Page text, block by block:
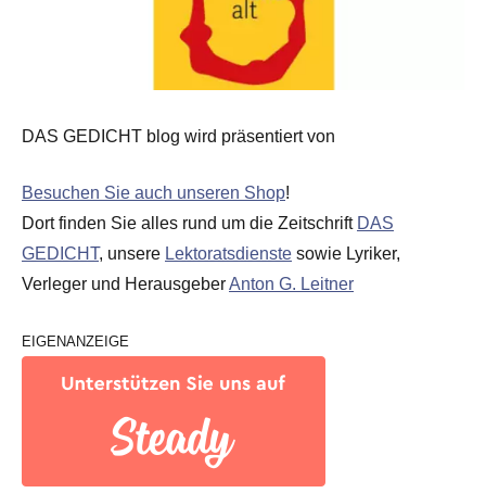
DAS GEDICHT blog wird präsentiert von
Besuchen Sie auch unseren Shop!
Dort finden Sie alles rund um die Zeitschrift DAS
GEDICHT, unsere Lektoratsdienste sowie Lyriker,
Verleger und HerausgeberAnton G. Leitner
EIGENANZEIGE